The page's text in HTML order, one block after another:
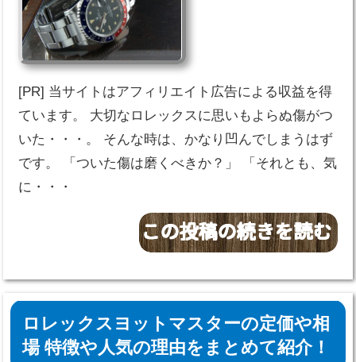
[PR] 当サイトはアフィリエイト広告による収益を得
ています。 大切なロレックスに思いもよらぬ傷がつ
いた・・・。 そんな時は、かなり凹んでしまうはず
です。 「ついた傷は磨くべきか？」 「それとも、気
に・・・
ロレックスヨットマスターの定価や相
場 特徴や人気の理由をまとめて紹介！